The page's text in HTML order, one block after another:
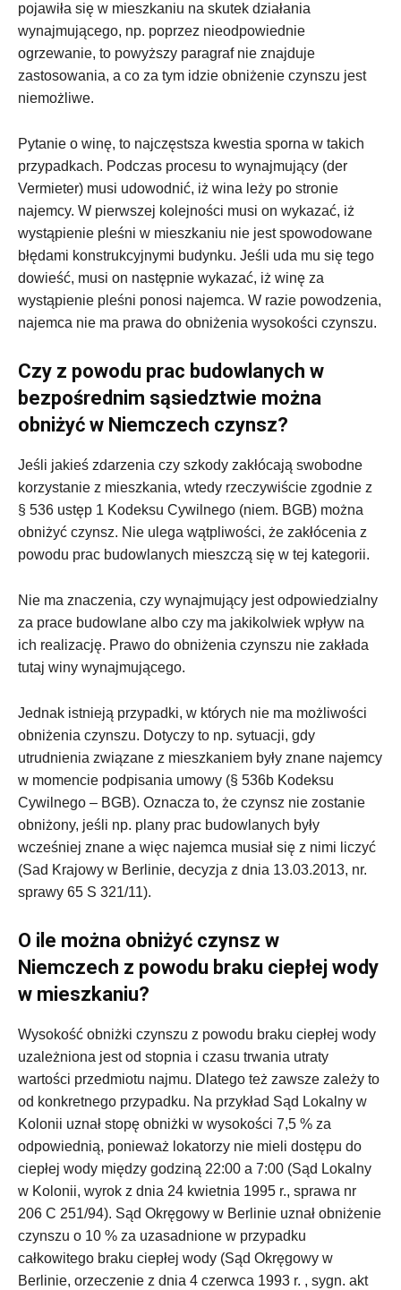
pojawiła się w mieszkaniu na skutek działania
wynajmującego, np. poprzez nieodpowiednie
ogrzewanie, to powyższy paragraf nie znajduje
zastosowania, a co za tym idzie obniżenie czynszu jest
niemożliwe.
Pytanie o winę, to najczęstsza kwestia sporna w takich
przypadkach. Podczas procesu to wynajmujący (der
Vermieter) musi udowodnić, iż wina leży po stronie
najemcy. W pierwszej kolejności musi on wykazać, iż
wystąpienie pleśni w mieszkaniu nie jest spowodowane
błędami konstrukcyjnymi budynku. Jeśli uda mu się tego
dowieść, musi on następnie wykazać, iż winę za
wystąpienie pleśni ponosi najemca. W razie powodzenia,
najemca nie ma prawa do obniżenia wysokości czynszu.
Czy z powodu prac budowlanych w
bezpośrednim sąsiedztwie można
obniżyć w Niemczech czynsz?
Jeśli jakieś zdarzenia czy szkody zakłócają swobodne
korzystanie z mieszkania, wtedy rzeczywiście zgodnie z
§ 536 ustęp 1 Kodeksu Cywilnego (niem. BGB) można
obniżyć czynsz. Nie ulega wątpliwości, że zakłócenia z
powodu prac budowlanych mieszczą się w tej kategorii.
Nie ma znaczenia, czy wynajmujący jest odpowiedzialny
za prace budowlane albo czy ma jakikolwiek wpływ na
ich realizację. Prawo do obniżenia czynszu nie zakłada
tutaj winy wynajmującego.
Jednak istnieją przypadki, w których nie ma możliwości
obniżenia czynszu. Dotyczy to np. sytuacji, gdy
utrudnienia związane z mieszkaniem były znane najemcy
w momencie podpisania umowy (§ 536b Kodeksu
Cywilnego – BGB). Oznacza to, że czynsz nie zostanie
obniżony, jeśli np. plany prac budowlanych były
wcześniej znane a więc najemca musiał się z nimi liczyć
(Sad Krajowy w Berlinie, decyzja z dnia 13.03.2013, nr.
sprawy 65 S 321/11).
O ile można obniżyć czynsz w
Niemczech z powodu braku ciepłej wody
w mieszkaniu?
Wysokość obniżki czynszu z powodu braku ciepłej wody
uzależniona jest od stopnia i czasu trwania utraty
wartości przedmiotu najmu. Dlatego też zawsze zależy to
od konkretnego przypadku. Na przykład Sąd Lokalny w
Kolonii uznał stopę obniżki w wysokości 7,5 % za
odpowiednią, ponieważ lokatorzy nie mieli dostępu do
ciepłej wody między godziną 22:00 a 7:00 (Sąd Lokalny
w Kolonii, wyrok z dnia 24 kwietnia 1995 r., sprawa nr
206 C 251/94). Sąd Okręgowy w Berlinie uznał obniżenie
czynszu o 10 % za uzasadnione w przypadku
całkowitego braku ciepłej wody (Sąd Okręgowy w
Berlinie, orzeczenie z dnia 4 czerwca 1993 r. , sygn. akt